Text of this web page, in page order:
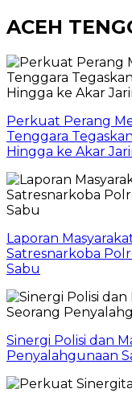
ACEH
Perkuat Perang
Tenggara
Hingga ke Akar
Laporan
Satresnarkoba
Sabu
Sinergi Polisi dan
Penyalahgunaan